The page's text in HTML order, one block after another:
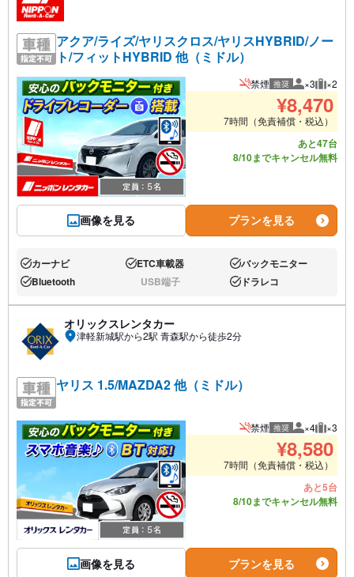
アクア/ライズ/ヤリスクロス/ヤリスHYBRID/ノー
ト/フィットHYBRID 他（ミドル）
画像を見る
禁煙 推奨 推奨人数
×3 推奨
×2
¥8,470
7時間（免責補償・税込）
あと47台
8/10までキャンセル無料
プランを見る
あり:カーナビ あり:ETC車載器 あり:バックモニター
あり:Bluetooth なし:USB端子 あり:ドラレコ
オリックスレンタカー
津軽新城駅から2駅 青森駅から徒歩2分
ヤリス 1.5/MAZDA2 他（ミドル）
画像を見る
禁煙 推奨 推奨人数
×4 推奨
×3
¥8,580
7時間（免責補償・税込）
あと5台
8/10までキャンセル無料
プランを見る